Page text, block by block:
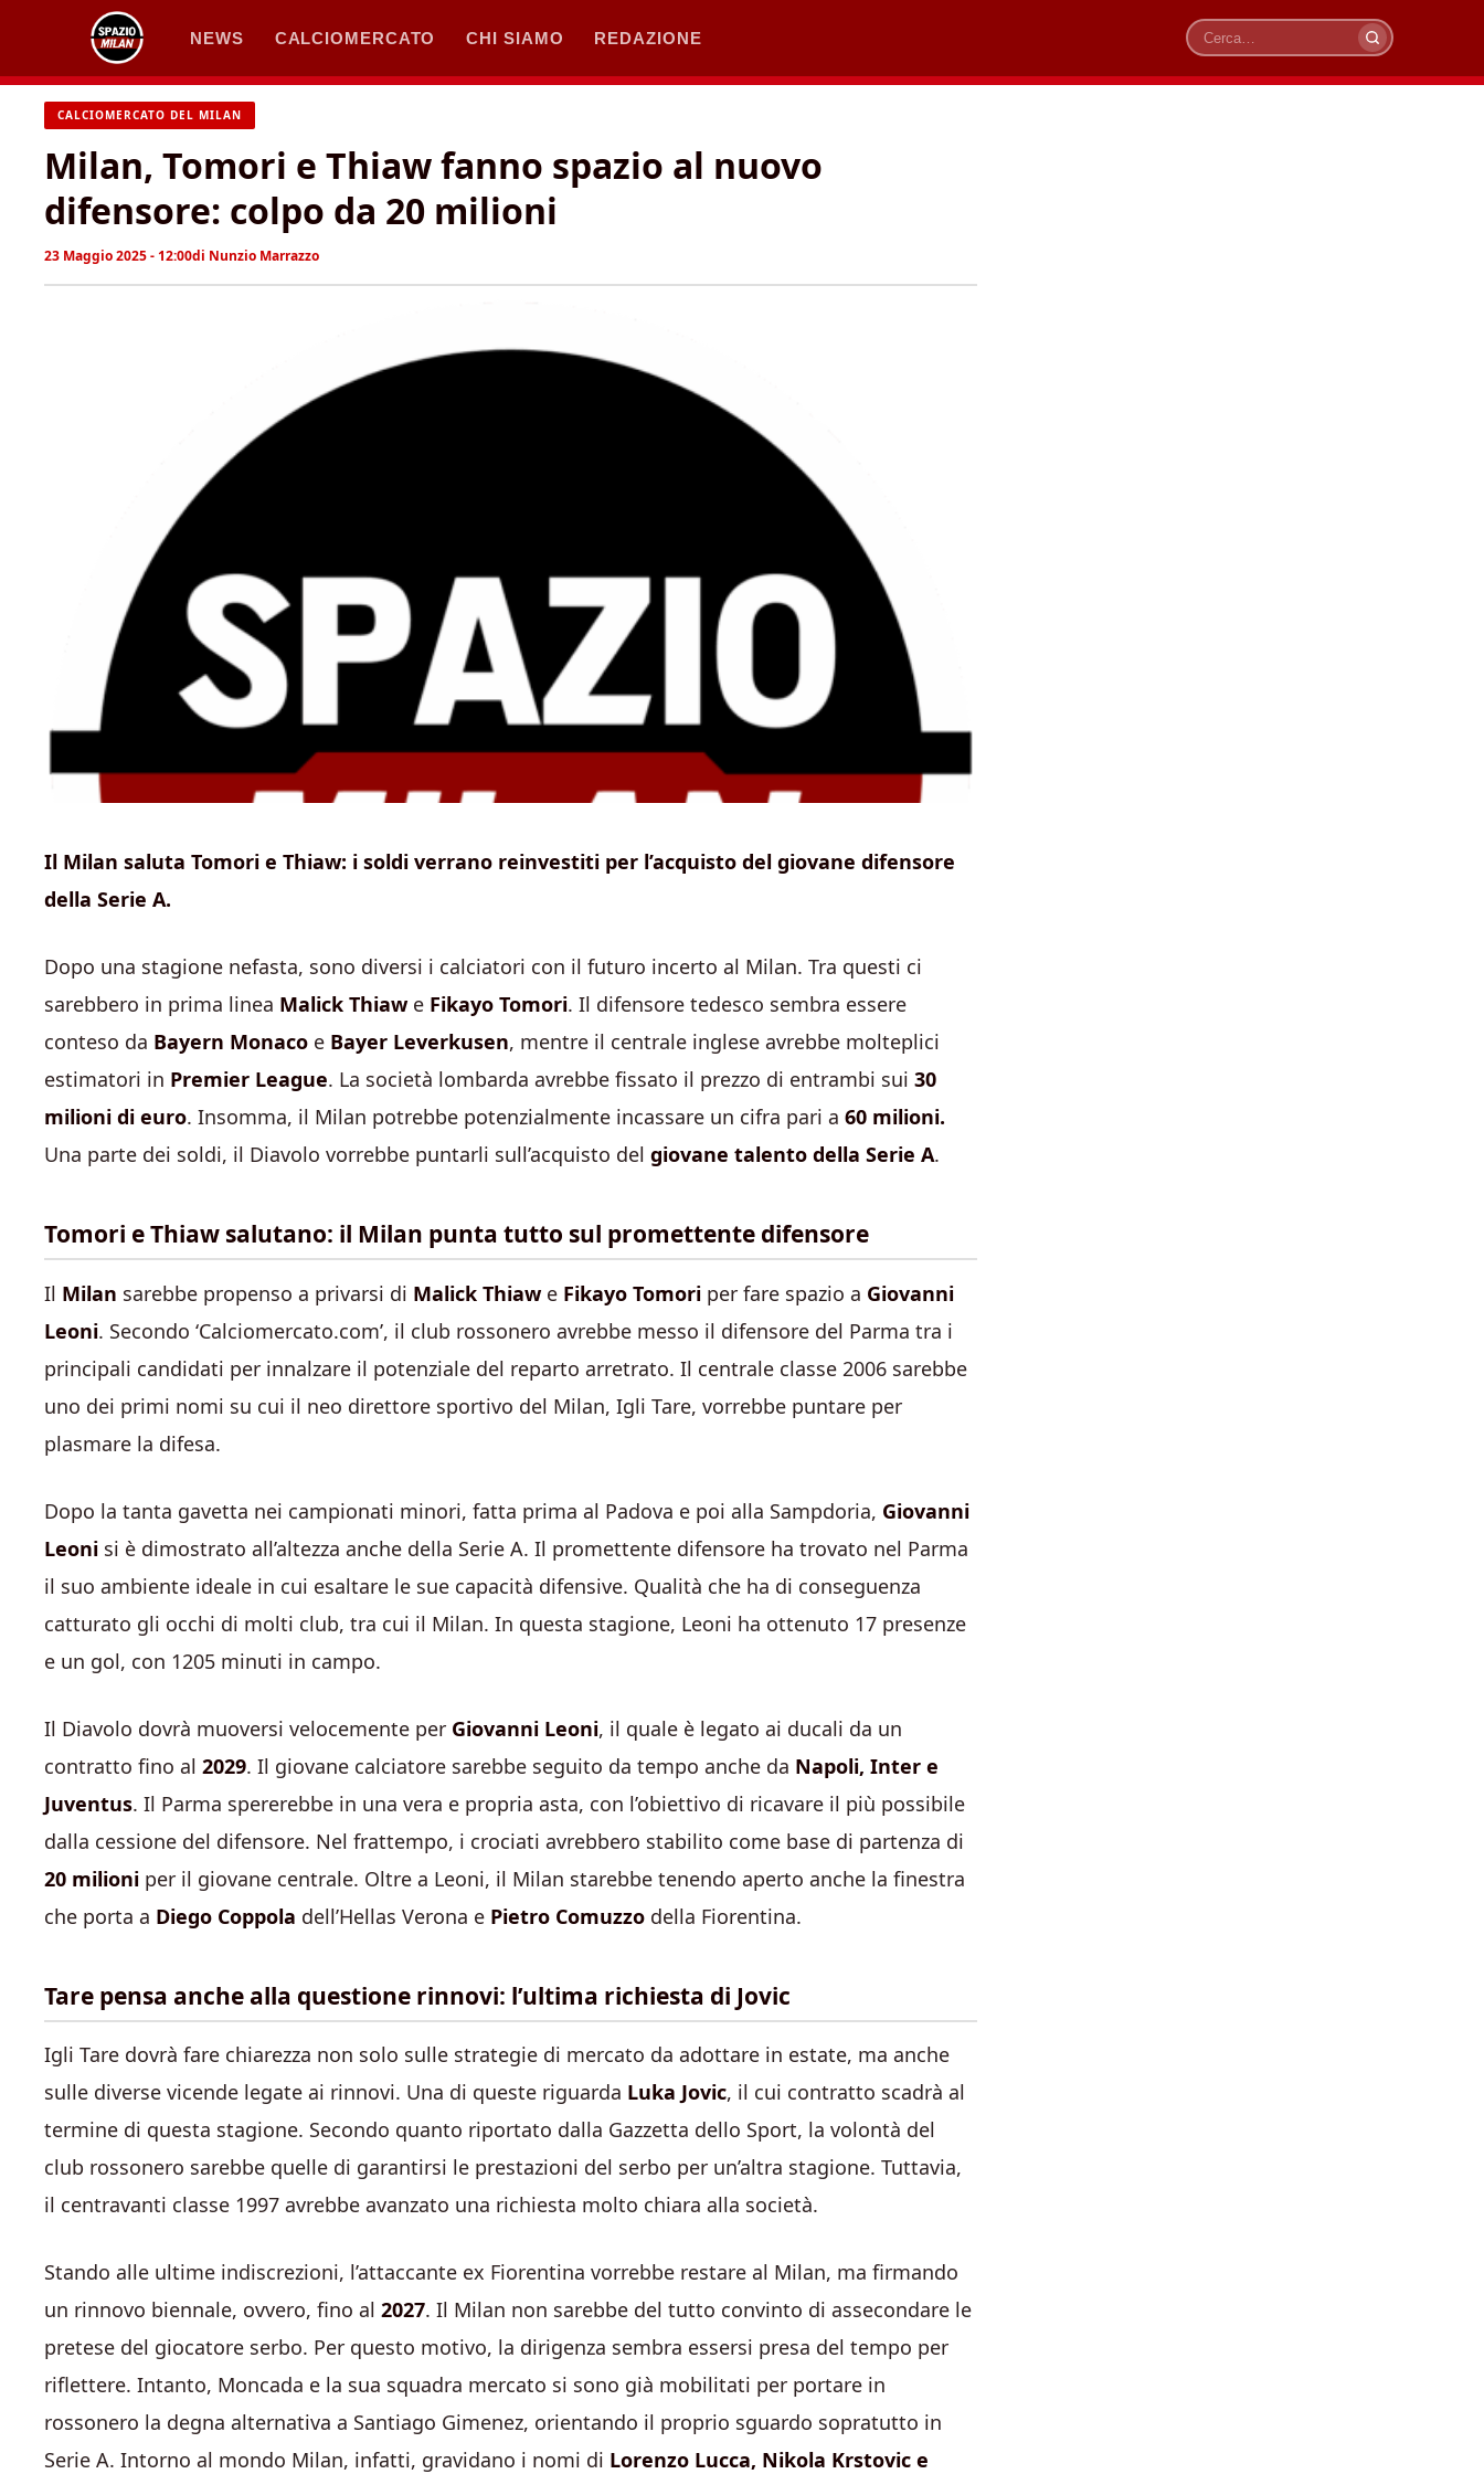
contenuto
NEWS CALCIOMERCATO CHI SIAMO REDAZIONE
Cerca
CALCIOMERCATO DEL MILAN
Milan, Tomori e Thiaw fanno spazio al nuovo
difensore: colpo da 20 milioni
23 Maggio 2025 - 12:00di Nunzio Marrazzo
Il Milan saluta Tomori e Thiaw: i soldi verrano reinvestiti per l’acquisto del giovane difensore
della Serie A.
Dopo una stagione nefasta, sono diversi i calciatori con il futuro incerto al Milan. Tra questi ci
sarebbero in prima linea Malick Thiawe Fikayo Tomori. Il difensore tedesco sembra essere
conteso da Bayern Monaco e Bayer Leverkusen, mentre il centrale inglese avrebbe molteplici
estimatori in Premier League. La società lombarda avrebbe fissato il prezzo di entrambi sui 30
milioni di euro. Insomma, il Milan potrebbe potenzialmente incassare un cifra pari a 60 milioni.
Una parte dei soldi, il Diavolo vorrebbe puntarli sull’acquisto del giovane talento della Serie A.
Tomori e Thiaw salutano: il Milan punta tutto sul promettente difensore
Il Milan sarebbe propenso a privarsi di Malick Thiawe Fikayo Tomori per fare spazio a Giovanni
Leoni. Secondo ‘Calciomercato.com’, il club rossonero avrebbe messo il difensore del Parma tra i
principali candidati per innalzare il potenziale del reparto arretrato. Il centrale classe 2006 sarebbe
uno dei primi nomi su cui il neo direttore sportivo del Milan, Igli Tare, vorrebbe puntare per
plasmare la difesa.
Dopo la tanta gavetta nei campionati minori, fatta prima al Padova e poi alla Sampdoria, Giovanni
Leoni si è dimostrato all’altezza anche della Serie A. Il promettente difensore ha trovato nel Parma
il suo ambiente ideale in cui esaltare le sue capacità difensive. Qualità che ha di conseguenza
catturato gli occhi di molti club, tra cui il Milan. In questa stagione, Leoni ha ottenuto 17 presenze
e un gol, con 1205 minuti in campo.
Il Diavolo dovrà muoversi velocemente per Giovanni Leoni, il quale è legato ai ducali da un
contratto fino al 2029. Il giovane calciatore sarebbe seguito da tempo anche da Napoli, Inter e
Juventus. Il Parma spererebbe in una vera e propria asta, con l’obiettivo di ricavare il più possibile
dalla cessione del difensore. Nel frattempo, i crociati avrebbero stabilito come base di partenza di
20 milioni per il giovane centrale. Oltre a Leoni, il Milan starebbe tenendo aperto anche la finestra
che porta a Diego Coppola dell’Hellas Verona e Pietro Comuzzo della Fiorentina.
Tare pensa anche alla questione rinnovi: l’ultima richiesta di Jovic
Igli Tare dovrà fare chiarezza non solo sulle strategie di mercato da adottare in estate, ma anche
sulle diverse vicende legate ai rinnovi. Una di queste riguarda Luka Jovic, il cui contratto scadrà al
termine di questa stagione. Secondo quanto riportato dalla Gazzetta dello Sport, la volontà del
club rossonero sarebbe quelle di garantirsi le prestazioni del serbo per un’altra stagione. Tuttavia,
il centravanti classe 1997 avrebbe avanzato una richiesta molto chiara alla società.
Stando alle ultime indiscrezioni, l’attaccante ex Fiorentina vorrebbe restare al Milan, ma firmando
un rinnovo biennale, ovvero, fino al 2027. Il Milan non sarebbe del tutto convinto di assecondare le
pretese del giocatore serbo. Per questo motivo, la dirigenza sembra essersi presa del tempo per
riflettere. Intanto, Moncada e la sua squadra mercato si sono già mobilitati per portare in
rossonero la degna alternativa a Santiago Gimenez, orientando il proprio sguardo sopratutto in
Serie A. Intorno al mondo Milan, infatti, gravidano i nomi di Lorenzo Lucca, Nikola Krstovic e